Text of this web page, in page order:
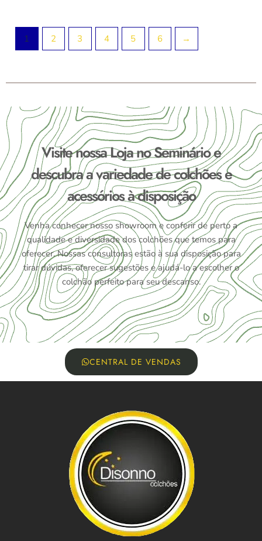
1 2 3 4 5 6 →
Visite nossa Loja no Seminário e
descubra a variedade de colchões e
acessórios à disposição
Venha conhecer nosso showroom e conferir de perto a
qualidade e diversidade dos colchões que temos para
oferecer. Nossas consultoras estão à sua disposição para
tirar dúvidas, oferecer sugestões e ajudá-lo a escolher o
colchão perfeito para seu descanso.
CENTRAL DE VENDAS